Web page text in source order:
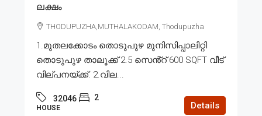
ലക്ഷം
THODUPUZHA,MUTHALAKODAM, Thodupuzha
1.മുതലക്കോടം തൊടുപുഴ മുനിസിപ്പാലിറ്റി
തൊടുപുഴ താലൂക്ക് 2.5 സെൻ്റ് 600 SQFT വീട്
വില്പനയ്ക്ക്. 2.വില...
32046 2
HOUSE Details